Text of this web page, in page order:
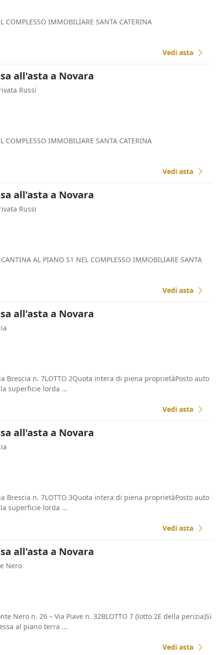
COMPLESSO IMMOBILIARE SANTA CATERINA
Vedi asta
all'asta a Novara
Russi
COMPLESSO IMMOBILIARE SANTA CATERINA
Vedi asta
all'asta a Novara
Russi
AL PIANO S1 NEL COMPLESSO IMMOBILIARE SANTA
Vedi asta
all'asta a Novara
Brescia n. 7LOTTO 2Quota intera di piena proprietàPosto auto
superficie lorda ...
Vedi asta
all'asta a Novara
Brescia n. 7LOTTO 3Quota intera di piena proprietàPosto auto
superficie lorda ...
Vedi asta
all'asta a Novara
Nero
Nero n. 26 – Via Piave n. 32BLOTTO 7 (lotto 2E della perizia)Si
al piano terra ...
Vedi asta